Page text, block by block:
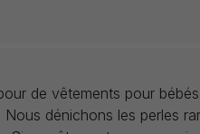
de vêtements pour
dénichons les perles